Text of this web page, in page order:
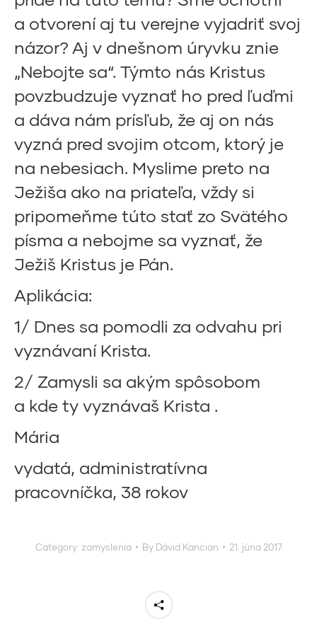
a otvorení aj tu verejne vyjadriť svoj
názor? Aj v dnešnom úryvku znie
„Nebojte sa“. Týmto nás Kristus
povzbudzuje vyznať ho pred ľuďmi
a dáva nám prísľub, že aj on nás
vyzná pred svojim otcom, ktorý je
na nebesiach. Myslime preto na
Ježiša ako na priateľa, vždy si
pripomeňme túto stať zo Svätého
písma a nebojme sa vyznať, že
Ježiš Kristus je Pán.
Aplikácia:
1/ Dnes sa pomodli za odvahu pri
vyznávaní Krista.
2/ Zamysli sa akým spôsobom
a kde ty vyznávaš Krista .
Mária
vydatá, administratívna
pracovníčka, 38 rokov
Category: zamyslenia By Dávid Kancian 21. júna 2017